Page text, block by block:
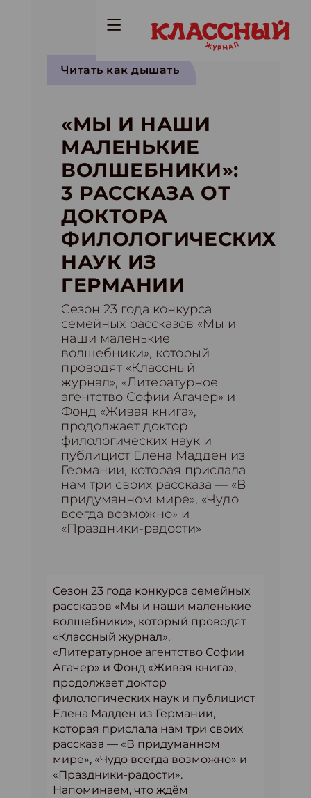
Читать как дышать
«МЫ И НАШИ
МАЛЕНЬКИЕ
ВОЛШЕБНИКИ»:
3 РАССКАЗА ОТ
ДОКТОРА
ФИЛОЛОГИЧЕСКИХ
НАУК ИЗ
ГЕРМАНИИ
Cезон 23 года конкурса
семейных рассказов «Мы и
наши маленькие
волшебники», который
проводят «Классный
журнал», «Литературное
агентство Софии Агачер» и
Фонд «Живая книга»,
продолжает доктор
филологических наук и
публицист Елена Мадден из
Германии, которая прислала
нам три своих рассказа — «В
придуманном мире», «Чудо
всегда возможно» и
«Праздники-радости»
Cезон 23 года конкурса семейных
рассказов «Мы и наши маленькие
волшебники», который проводят
«Классный журнал»,
«Литературное агентство Софии
Агачер» и Фонд «Живая книга»,
продолжает доктор
филологических наук и публицист
Елена Мадден из Германии,
которая прислала нам три своих
рассказа — «В придуманном
мире», «Чудо всегда возможно» и
«Праздники-радости».
Напоминаем, что ждём